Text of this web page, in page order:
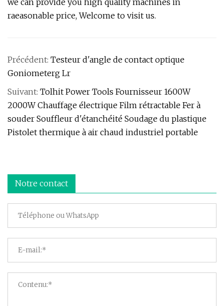
we can provide you high quality machines in
raeasonable price, Welcome to visit us.
Précédent: Testeur d'angle de contact optique
Goniometerg Lr
Suivant: Tolhit Power Tools Fournisseur 1600W
2000W Chauffage électrique Film rétractable Fer à
souder Souffleur d'étanchéité Soudage du plastique
Pistolet thermique à air chaud industriel portable
Notre contact